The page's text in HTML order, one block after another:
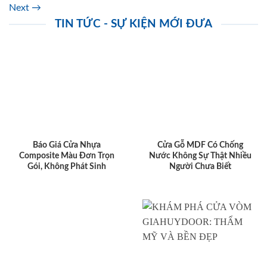
Next →
TIN TỨC - SỰ KIỆN MỚI ĐƯA
Báo Giá Cửa Nhựa
Composite Màu Đơn Trọn
Gói, Không Phát Sinh
Cửa Gỗ MDF Có Chống
Nước Không Sự Thật Nhiều
Người Chưa Biết